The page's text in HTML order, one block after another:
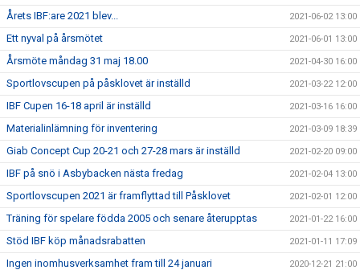
Årets IBF:are 2021 blev... 2021-06-02 13:00
Ett nyval på årsmötet 2021-06-01 13:00
Årsmöte måndag 31 maj 18.00 2021-04-30 16:00
Sportlovscupen på påsklovet är inställd 2021-03-22 12:00
IBF Cupen 16-18 april är inställd 2021-03-16 16:00
Materialinlämning för inventering 2021-03-09 18:39
Giab Concept Cup 20-21 och 27-28 mars är inställd 2021-02-20 09:00
IBF på snö i Asbybacken nästa fredag 2021-02-04 13:00
Sportlovscupen 2021 är framflyttad till Påsklovet 2021-02-01 12:00
Träning för spelare födda 2005 och senare återupptas 2021-01-22 16:00
Stöd IBF köp månadsrabatten 2021-01-11 17:09
Ingen inomhusverksamhet fram till 24 januari 2020-12-21 21:00